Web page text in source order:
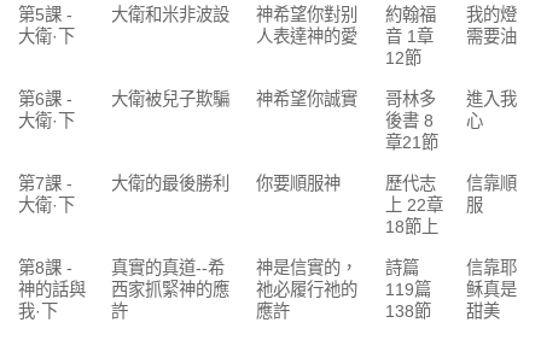
第5課 -
大衛·下
大衛和米非波設
神希望你對别
人表達神的愛
約翰福
音 1章
12節
我的燈
需要油
第6課 -
大衛·下
大衛被兒子欺騙 神希望你誠實
哥林多
後書 8
章21節
進入我
心
第7課 -
大衛·下
大衛的最後勝利 你要順服神
歷代志
上 22章
18節上
信靠順
服
第8課 -
神的話與
我·下
真實的真道--希
西家抓緊神的應
許
神是信實的，
祂必履行祂的
應許
詩篇
119篇
138節
信靠耶
稣真是
甜美